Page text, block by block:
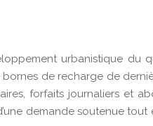
urbanistique du
de recharge de
forfaits journaliers et
demande soutenue